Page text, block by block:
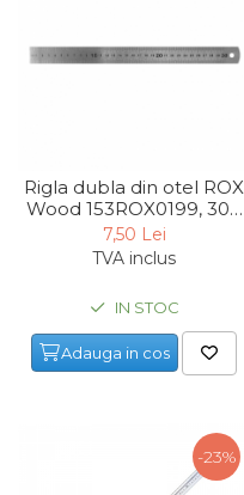
Densimetru
Accesorii Auto
Cheie Roti
Capre & Suporti Auto
Rigla dubla din otel ROX
Wood 153ROX0199, 300
mm
7,50 Lei
TVA inclus
IN STOC
Adauga in cos
-23%